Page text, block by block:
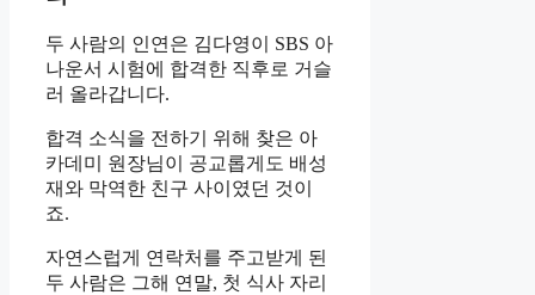
두 사람의 인연은 김다영이 SBS 아
나운서 시험에 합격한 직후로 거슬
러 올라갑니다.
합격 소식을 전하기 위해 찾은 아
카데미 원장님이 공교롭게도 배성
재와 막역한 친구 사이였던 것이
죠.
자연스럽게 연락처를 주고받게 된
두 사람은 그해 연말, 첫 식사 자리